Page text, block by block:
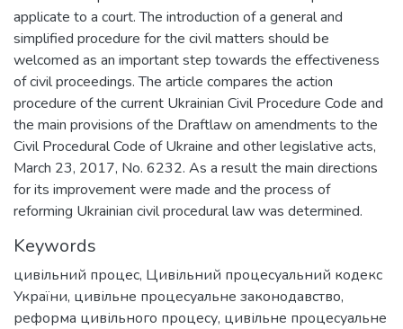
applicate to a court. The introduction of a general and
simplified procedure for the civil matters should be
welcomed as an important step towards the effectiveness
of civil proceedings. The article compares the action
procedure of the current Ukrainian Civil Procedure Code and
the main provisions of the Draftlaw on amendments to the
Civil Procedural Code of Ukraine and other legislative acts,
March 23, 2017, No. 6232. As a result the main directions
for its improvement were made and the process of
reforming Ukrainian civil procedural law was determined.
Keywords
цивільний процес, Цивільний процесуальний кодекс
України, цивільне процесуальне законодавство,
реформа цивільного процесу, цивільне процесуальне